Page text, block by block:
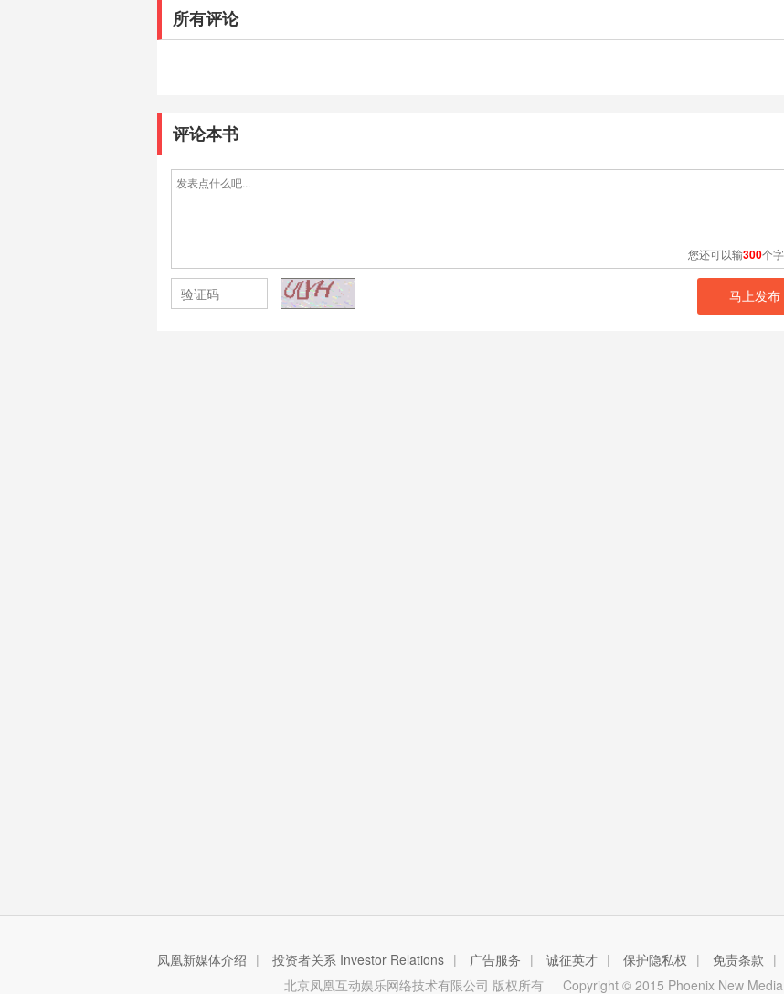
所有评论
评论本书
您还可以输300个
马上发布
凤凰新媒体介绍 | 投资者关系 Investor Relations | 广告服务 | 诚征英才 | 保护隐私权 | 免责条款 |
北京凤凰互动娱乐网络技术有限公司 版权所有
Copyright © 2015 Phoenix New